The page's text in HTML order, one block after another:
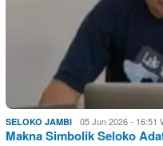
SELOKO JAMBI 05 Jun 2026 - 16:51
Makna Simbolik Seloko